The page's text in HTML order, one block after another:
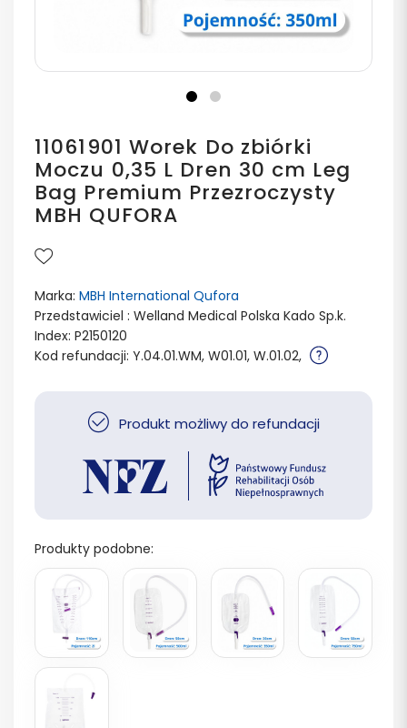
11061901 Worek Do zbiórki
Moczu 0,35 L Dren 30 cm Leg
Bag Premium Przezroczysty
MBH QUFORA
Marka: MBH International Qufora
Przedstawiciel : Welland Medical Polska Kado Sp.k.
Index: P2150120
Kod refundacji: Y.04.01.WM, W01.01, W.01.02,
Produkt możliwy do refundacji
Produkty podobne: